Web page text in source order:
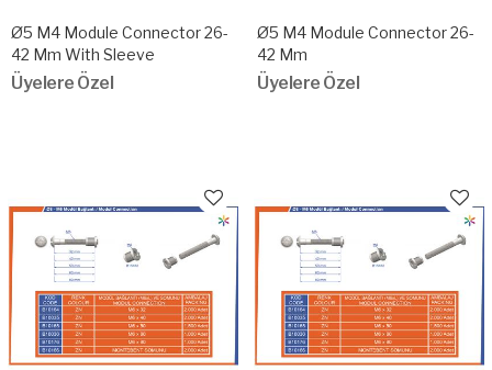
Ø5 M4 Module Connector 26-
42 Mm With Sleeve
Üyelere Özel
Ø5 M4 Module Connector 26-
42 Mm
Üyelere Özel